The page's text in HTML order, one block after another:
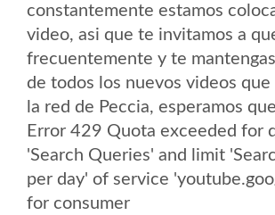
constantemente estamos
video, asi que te invitamos a
frecuentemente y te
de todos los nuevos videos que
la red de Peccia, esperamos
Error 429 Quota exceeded for
'Search Queries' and limit
per day' of service
for consumer